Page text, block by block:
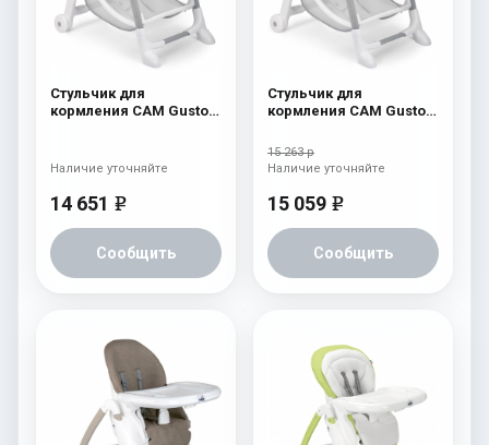
Стульчик для
кормления CAM Gusto
14 651 e
Сообщить
Наличие уточняйте
Стульчик для
кормления CAM Gusto
15 263 р
15 059 e
Сообщить
Наличие уточняйте